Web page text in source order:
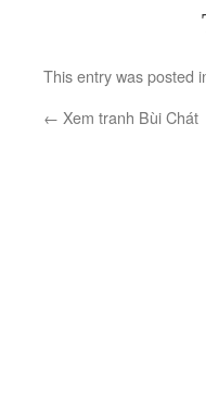
This entry was posted
← Xem tranh Bùi Chát